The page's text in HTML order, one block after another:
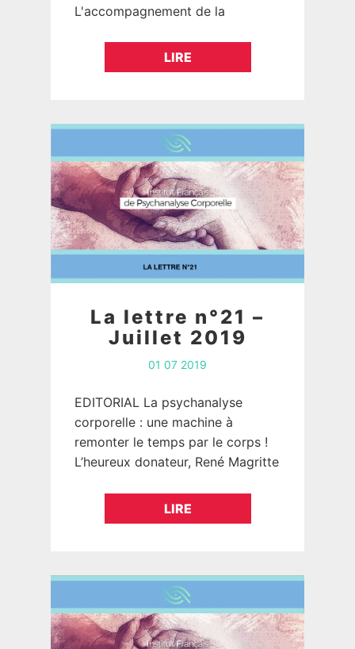
L'accompagnement de la
me subjugua. Quoi !…
LIRE
La lettre n°21 –
Juillet 2019
01 07 2019
EDITORIAL La psychanalyse
corporelle : une machine à
remonter le temps par le corps !
L’heureux donateur, René Magritte
Berte illustre, de manière
inattendue, le pouvoir…
LIRE